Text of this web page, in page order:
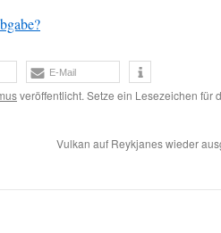
E-Mail
veröffentlicht. Setze ein Lesezeichen für
Vulkan auf Reykjanes wieder